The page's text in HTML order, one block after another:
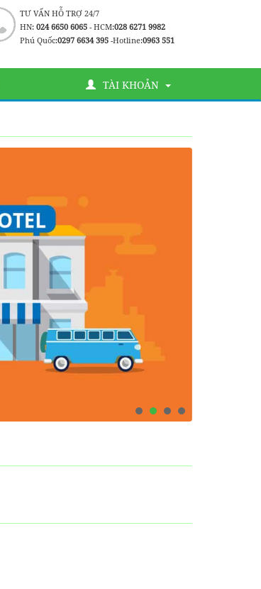
TƯ VẤN HỖ TRỢ 24/7
HN: 024 6650 6065- HCM:028 6271 9982
Phú Quốc:0297 6634 395 -Hotline:0963 551
TÀI KHOẢN